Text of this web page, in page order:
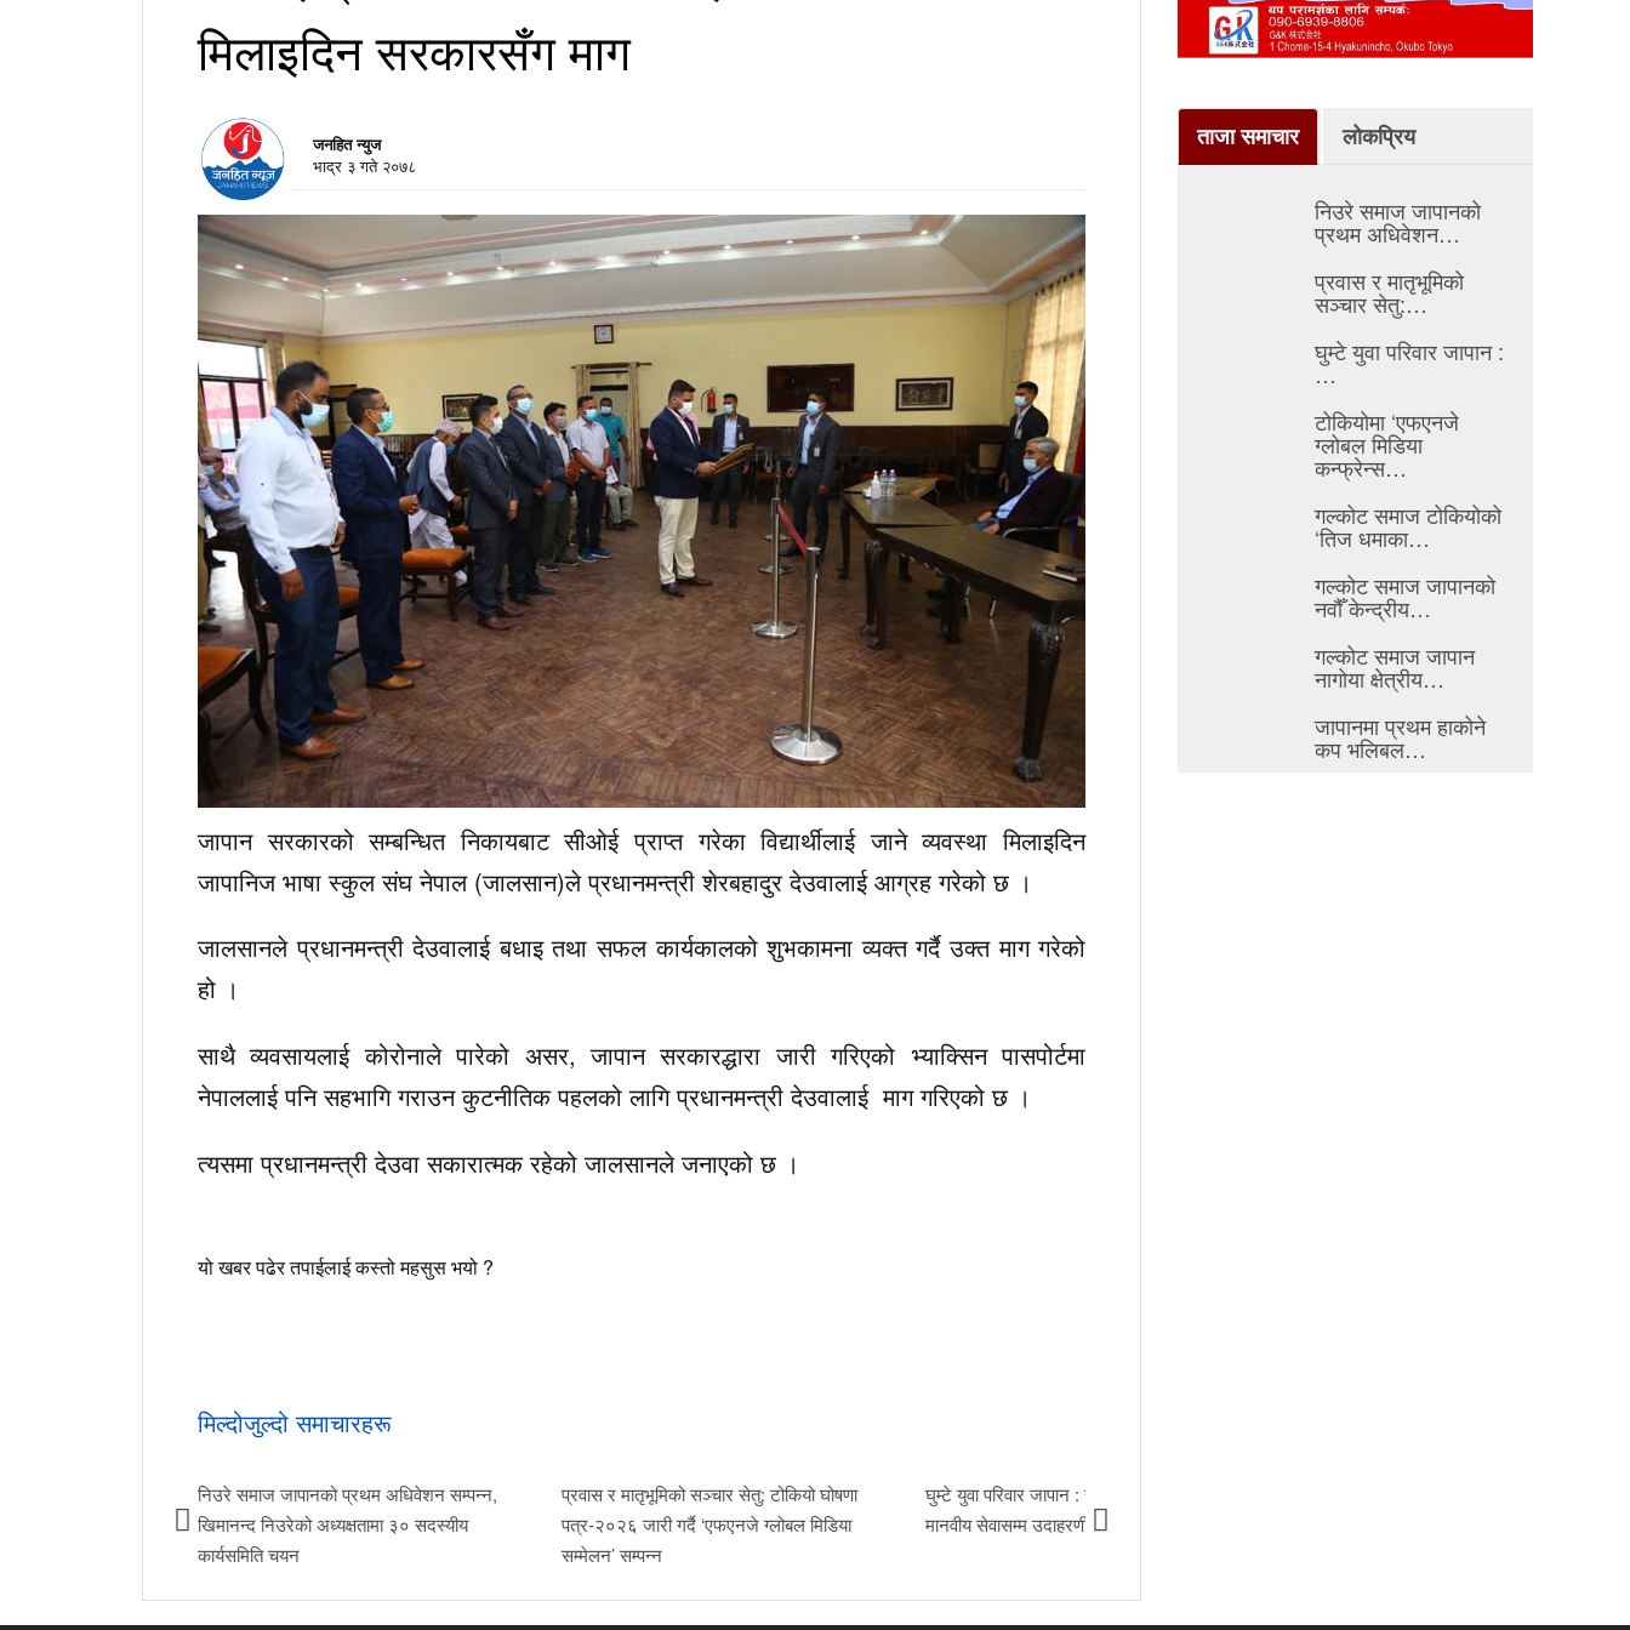
मिलाइदिन सरकारसँग माग
जनहित न्युज
भाद्र ३ गते २०७८
जापान सरकारको सम्बन्धित निकायबाट सीओई प्राप्त गरेका विद्यार्थीलाई जाने व्यवस्था मिलाइदिन
जापानिज भाषा स्कुल संघ नेपाल (जालसान)ले प्रधानमन्त्री शेरबहादुर देउवालाई आग्रह गरेको छ ।
जालसानले प्रधानमन्त्री देउवालाई बधाइ तथा सफल कार्यकालको शुभकामना व्यक्त गर्दै उक्त माग गरेको
हो ।
साथै व्यवसायलाई कोरोनाले पारेको असर, जापान सरकारद्धारा जारी गरिएको भ्याक्सिन पासपोर्टमा
नेपाललाई पनि सहभागि गराउन कुटनीतिक पहलको लागि प्रधानमन्त्री देउवालाई माग गरिएको छ ।
त्यसमा प्रधानमन्त्री देउवा सकारात्मक रहेको जालसानले जनाएको छ ।
यो खबर पढेर तपाईलाई कस्तो महसुस भयो ?
मिल्दोजुल्दो समाचारहरू
निउरे समाज जापानको प्रथम अधिवेशन सम्पन्न,
खिमानन्द निउरेको अध्यक्षतामा ३० सदस्यीय
कार्यसमिति चयन
प्रवास र मातृभूमिको सञ्चार सेतु: टोकियो घोषणा
पत्र-२०२६ जारी गर्दै ‘एफएनजे ग्लोबल मिडिया
सम्मेलन’ सम्पन्न
घुम्टे युवा परिवार जापान : खेलकुददेखि शिक्षा र
मानवीय सेवासम्म उदाहरणीय अभियान
ताजा समाचार लोकप्रिय
निउरे समाज जापानको
प्रथम अधिवेशन…
प्रवास र मातृभूमिको
सञ्चार सेतु:…
घुम्टे युवा परिवार जापान :
…
टोकियोमा ‘एफएनजे
ग्लोबल मिडिया
कन्फ्रेन्स…
गल्कोट समाज टोकियोको
‘तिज धमाका…
गल्कोट समाज जापानको
नवौँ केन्द्रीय…
गल्कोट समाज जापान
नागोया क्षेत्रीय…
जापानमा प्रथम हाकोने
कप भलिबल…